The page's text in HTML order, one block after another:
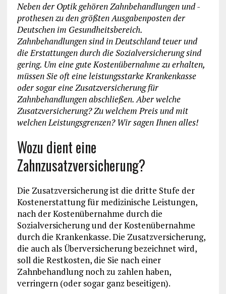
Neben der Optik gehören Zahnbehandlungen und -
prothesen zu den größten Ausgabenposten der
Deutschen im Gesundheitsbereich.
Zahnbehandlungen sind in Deutschland teuer und
die Erstattungen durch die Sozialversicherung sind
gering. Um eine gute Kostenübernahme zu erhalten,
müssen Sie oft eine leistungsstarke Krankenkasse
oder sogar eine Zusatzversicherung für
Zahnbehandlungen abschließen. Aber welche
Zusatzversicherung? Zu welchem Preis und mit
welchen Leistungsgrenzen? Wir sagen Ihnen alles!
Wozu dient eine
Zahnzusatzversicherung?
Die Zusatzversicherung ist die dritte Stufe der
Kostenerstattung für medizinische Leistungen,
nach der Kostenübernahme durch die
Sozialversicherung und der Kostenübernahme
durch die Krankenkasse. Die Zusatzversicherung,
die auch als Überversicherung bezeichnet wird,
soll die Restkosten, die Sie nach einer
Zahnbehandlung noch zu zahlen haben,
verringern (oder sogar ganz beseitigen).